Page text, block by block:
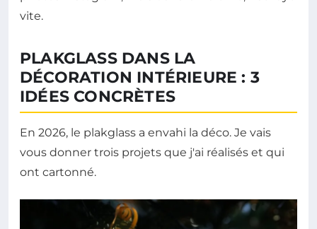
vite.
PLAKGLASS DANS LA
DÉCORATION INTÉRIEURE : 3
IDÉES CONCRÈTES
En 2026, le plakglass a envahi la déco. Je vais
vous donner trois projets que j'ai réalisés et qui
ont cartonné.